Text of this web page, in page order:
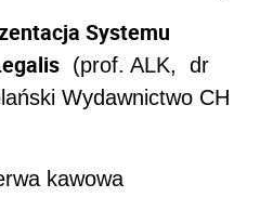
Systemu
(prof. ALK, dr
Wydawnictwo CH
kawowa